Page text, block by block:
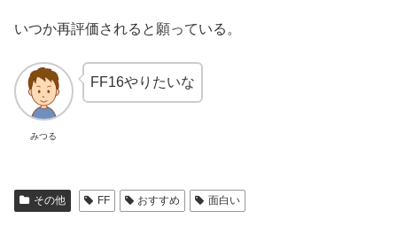
いつか再評価されると願っている。
みつる
FF16やりたいな
その他 FF おすすめ 面白い